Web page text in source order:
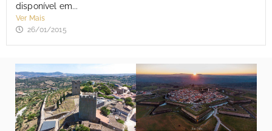
disponível em...
Ver Mais
26/01/2015